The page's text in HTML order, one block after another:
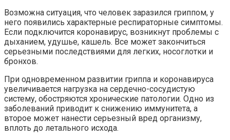
Возможна ситуация, что человек заразился гриппом, у
него появились характерные респираторные симптомы.
Если подключится коронавирус, возникнут проблемы с
дыханием, удушье, кашель. Все может закончиться
серьезными последствиями для легких, носоглотки и
бронхов.
При одновременном развитии гриппа и коронавируса
увеличивается нагрузка на сердечно-сосудистую
систему, обостряются хронические патологии. Одно из
заболеваний приводит к снижению иммунитета, а
второе может нанести серьезный вред организму,
вплоть до летального исхода.